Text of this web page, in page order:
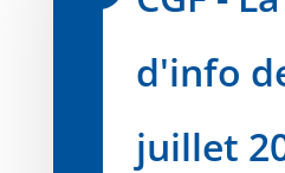
d'info
juillet